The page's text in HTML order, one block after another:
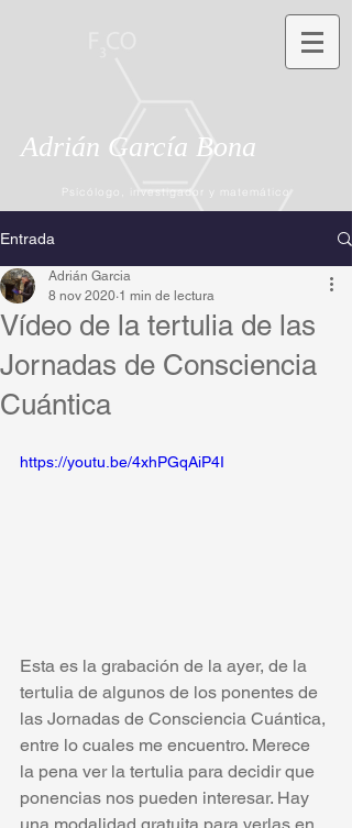
Adrián García Bona
Psícólogo, investigador y matemático
Entrada
Vídeo de la tertulia de las
Jornadas de Consciencia
Cuántica
Adrián Garcia
8 nov 2020 1 min de lectura
https://youtu.be/4xhPGqAiP4I
Esta es la grabación de la ayer, de la
tertulia de algunos de los ponentes de
las Jornadas de Consciencia Cuántica,
entre lo cuales me encuentro. Merece
la pena ver la tertulia para decidir que
ponencias nos pueden interesar. Hay